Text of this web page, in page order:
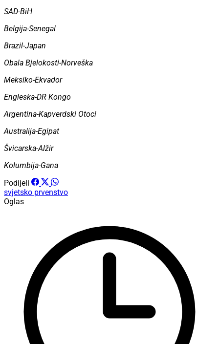
SAD-BiH
Belgija-Senegal
Brazil-Japan
Obala Bjelokosti-Norveška
Meksiko-Ekvador
Engleska-DR Kongo
Argentina-Kapverdski Otoci
Australija-Egipat
Švicarska-Alžir
Kolumbija-Gana
Podijeli
svjetsko prvenstvo
Oglas